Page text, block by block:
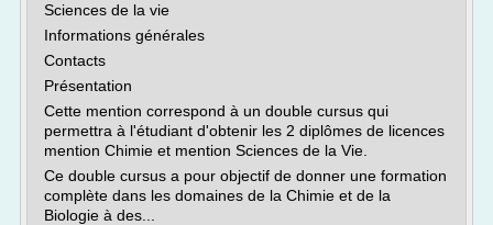
Sciences de la vie
Informations générales
Contacts
Présentation
Cette mention correspond à un double cursus qui
permettra à l'étudiant d'obtenir les 2 diplômes de licences
mention Chimie et mention Sciences de la Vie.
Ce double cursus a pour objectif de donner une formation
complète dans les domaines de la Chimie et de la
Biologie à des...